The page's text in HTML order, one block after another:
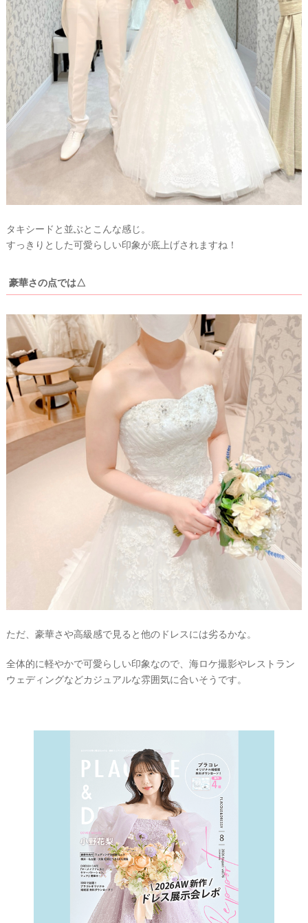
タキシードと並ぶとこんな感じ。
すっきりとした可愛らしい印象が底上げされますね！
豪華さの点では△
ただ、豪華さや高級感で見ると他のドレスには劣るかな。
全体的に軽やかで可愛らしい印象なので、海ロケ撮影やレストラン
ウェディングなどカジュアルな雰囲気に合いそうです。